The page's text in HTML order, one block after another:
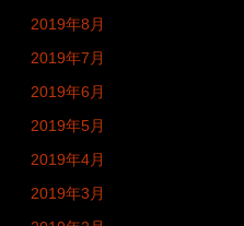
2019年8月
2019年7月
2019年6月
2019年5月
2019年4月
2019年3月